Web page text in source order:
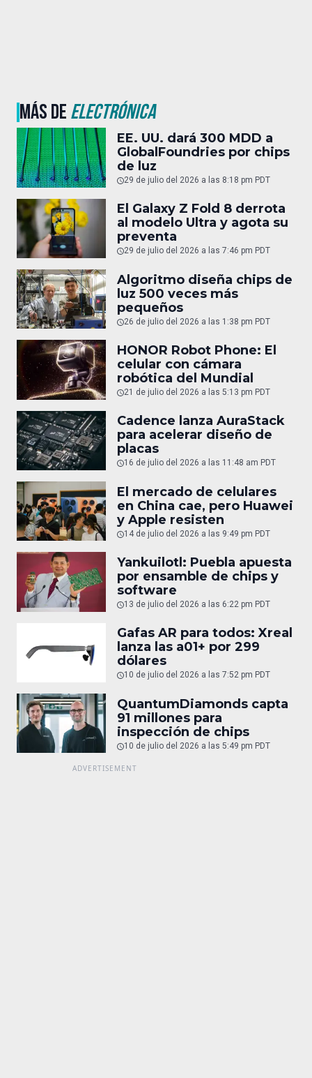
MÁS DEELECTRÓNICA
EE. UU. dará 300 MDD a
GlobalFoundries por chips
de luz
29 de julio del 2026 a las 8:18 pm PDT
El Galaxy Z Fold 8 derrota
al modelo Ultra y agota su
preventa
29 de julio del 2026 a las 7:46 pm PDT
Algoritmo diseña chips de
luz 500 veces más
pequeños
26 de julio del 2026 a las 1:38 pm PDT
HONOR Robot Phone: El
celular con cámara
robótica del Mundial
21 de julio del 2026 a las 5:13 pm PDT
Cadence lanza AuraStack
para acelerar diseño de
placas
16 de julio del 2026 a las 11:48 am PDT
El mercado de celulares
en China cae, pero Huawei
y Apple resisten
14 de julio del 2026 a las 9:49 pm PDT
Yankuilotl: Puebla apuesta
por ensamble de chips y
software
13 de julio del 2026 a las 6:22 pm PDT
Gafas AR para todos: Xreal
lanza las a01+ por 299
dólares
10 de julio del 2026 a las 7:52 pm PDT
QuantumDiamonds capta
91 millones para
inspección de chips
10 de julio del 2026 a las 5:49 pm PDT